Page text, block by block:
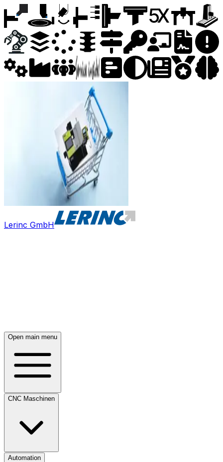
Lerinc GmbH
Open main menu
CNC Maschinen
Automation